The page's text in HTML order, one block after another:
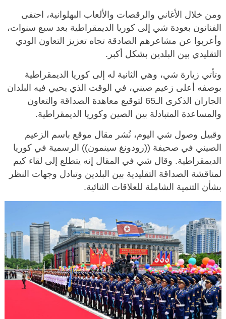
ومن خلال الأغاني والرقصات والألعاب البهلوانية، احتفى
الفنانون بعودة شي إلى كوريا الديمقراطية بعد سبع سنوات،
وأعربوا عن مشاعرهم الصادقة تجاه تعزيز التعاون الودي
التقليدي بين البلدين بشكل أكبر.
وتأتي زيارة شي، وهي الثانية له إلى كوريا الديمقراطية
بوصفه أعلى زعيم صيني، في الوقت الذي يحيي فيه البلدان
الجاران الذكرى الـ65 لتوقيع معاهدة الصداقة والتعاون
والمساعدة المتبادلة بين الصين وكوريا الديمقراطية.
وقبيل وصول شي اليوم، نُشر مقال موقع باسم الزعيم
الصيني في صحيفة ((رودونغ سينمون)) الرسمية في كوريا
الديمقراطية. وقال شي في المقال إنه يتطلع إلى لقاء كيم
لمناقشة الصداقة التقليدية بين البلدين وتبادل وجهات النظر
بشأن التنمية الشاملة للعلاقات الثنائية.